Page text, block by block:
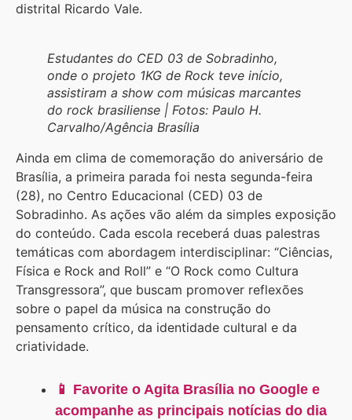
distrital Ricardo Vale.
Estudantes do CED 03 de Sobradinho,
onde o projeto 1KG de Rock teve início,
assistiram a show com músicas marcantes
do rock brasiliense | Fotos: Paulo H.
Carvalho/Agência Brasília
Ainda em clima de comemoração do aniversário de
Brasília, a primeira parada foi nesta segunda-feira
(28), no Centro Educacional (CED) 03 de
Sobradinho. As ações vão além da simples exposição
do conteúdo. Cada escola receberá duas palestras
temáticas com abordagem interdisciplinar: “Ciências,
Física e Rock and Roll” e “O Rock como Cultura
Transgressora”, que buscam promover reflexões
sobre o papel da música na construção do
pensamento crítico, da identidade cultural e da
criatividade.
📱 Favorite o Agita Brasília no Google e
acompanhe as principais notícias do dia